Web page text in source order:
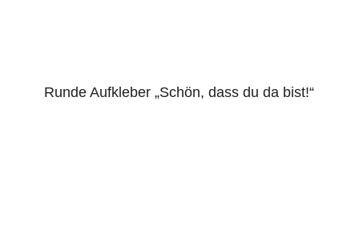
Runde Aufkleber „Schön, dass du da bist!“